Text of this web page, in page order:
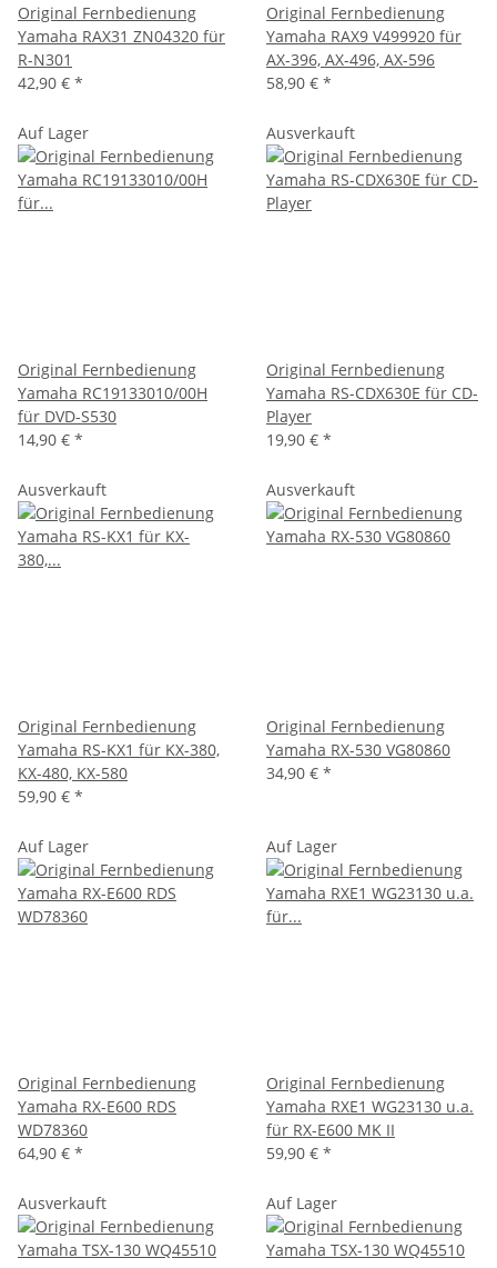
Original Fernbedienung
Yamaha RAX31 ZN04320 für
R-N301
42,90 € *
Original Fernbedienung
Yamaha RAX9 V499920 für
AX-396, AX-496, AX-596
58,90 € *
Auf Lager
Original Fernbedienung
Yamaha RC19133010/00H
für DVD-S530
14,90 € *
Ausverkauft
Original Fernbedienung
Yamaha RS-CDX630E für CD-
Player
19,90 € *
Ausverkauft
Original Fernbedienung
Yamaha RS-KX1 für KX-380,
KX-480, KX-580
59,90 € *
Ausverkauft
Original Fernbedienung
Yamaha RX-530 VG80860
34,90 € *
Auf Lager
Original Fernbedienung
Yamaha RX-E600 RDS
WD78360
64,90 € *
Auf Lager
Original Fernbedienung
Yamaha RXE1 WG23130 u.a.
für RX-E600 MK II
59,90 € *
Ausverkauft Auf Lager